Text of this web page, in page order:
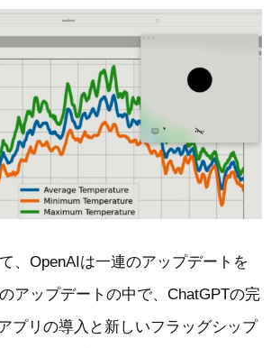
、OpenAIは一連のアップデートを
アップデートの中で、ChatGPTの完
プリの導入と新しいフラッグシップ